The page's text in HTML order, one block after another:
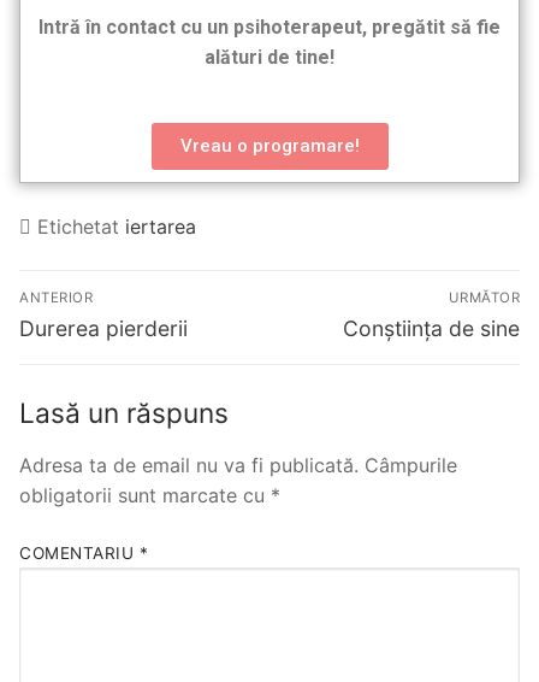
Intră în contact cu un psihoterapeut, pregătit să fie
alături de tine!
Vreau o programare!
Etichetat iertarea
ANTERIOR
Durerea pierderii
URMĂTOR
Conștiința de sine
Lasă un răspuns
Adresa ta de email nu va fi publicată. Câmpurile
obligatorii sunt marcate cu *
COMENTARIU *